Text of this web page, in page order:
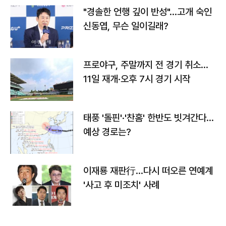
"경솔한 언행 깊이 반성"…고개 숙인
신동엽, 무슨 일이길래?
프로야구, 주말까지 전 경기 취소…
11일 재개·오후 7시 경기 시작
태풍 '돌핀'·'찬홈' 한반도 빗겨간다…
예상 경로는?
이재룡 재판行…다시 떠오른 연예계
'사고 후 미조치' 사례